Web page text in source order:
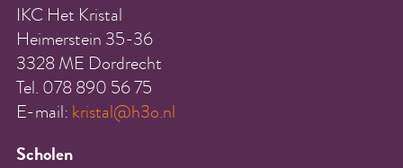
IKC Het Kristal
Heimerstein 35-36
3328 ME Dordrecht
Tel. 078 890 56 75
E-mail: kristal@h3o.nl
Scholen